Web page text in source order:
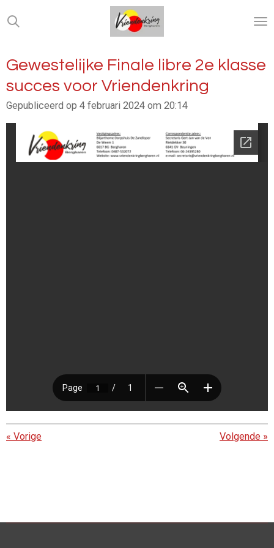
Ga
direct
de
hoofdinhoud
Gewestelijke Finale libre 2e klasse
succes voor Vriendenkring
Gepubliceerd op 4 februari 2024 om 20:14
« Vorige Volgende »